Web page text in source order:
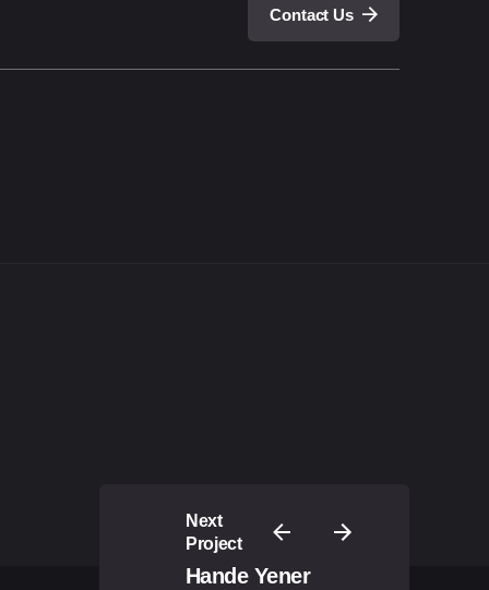
Contact Us
Next
Project
Hande Yener